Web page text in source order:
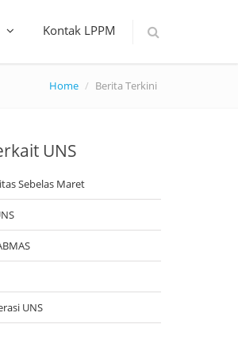
Kontak LPPM
Home Berita Terkini
UNS
Sebelas Maret
UNS